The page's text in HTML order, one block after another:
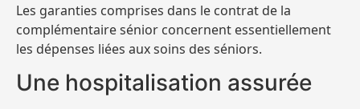
Les garanties comprises dans le contrat de la
complémentaire sénior concernent essentiellement
les dépenses liées aux soins des séniors.
Une hospitalisation assurée